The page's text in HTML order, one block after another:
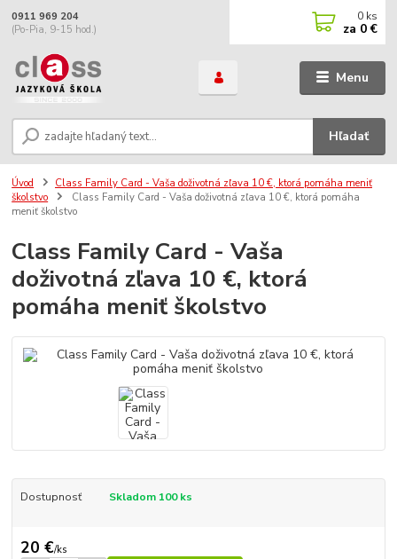
Menu
Hľadať
0911 969 204
(Po-Pia, 9-15 hod.)
0 ks
za 0 €
Úvod
Class Family Card - Vaša doživotná zľava 10 €, ktorá pomáha meniť
školstvo
Class Family Card - Vaša doživotná zľava 10 €, ktorá pomáha
meniť školstvo
Class Family Card - Vaša
doživotná zľava 10 €, ktorá
pomáha meniť školstvo
Dostupnosť Skladom 100 ks
20 €/ks